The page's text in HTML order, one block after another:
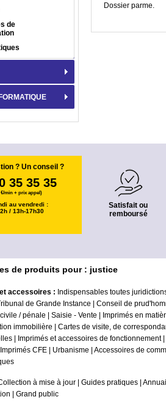
Dossier parme.
de
? Un conseil ?
35 35 35
€/min + prix appel)
au vendredi :
/ 13h-17h30
Satisfait ou
remboursé
de produits pour : justice
accessoires : Indispensables toutes
de Grande Instance Conseil de
/ pénale
Saisie - Vente
Imprimés en
immobilière
Cartes de visite, de
Imprimés et accessoires de fonctionnement|
Imprimés CFE Urbanisme Accessoires de
à mise à jour Guides pratiques
Grand public